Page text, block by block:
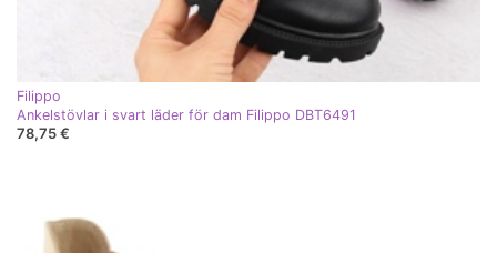
Filippo
Ankelstövlar i svart läder för dam Filippo DBT6491
78,75 €